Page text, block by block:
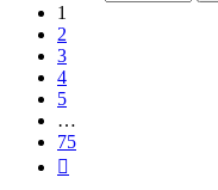
1
2
3
4
5
…
75